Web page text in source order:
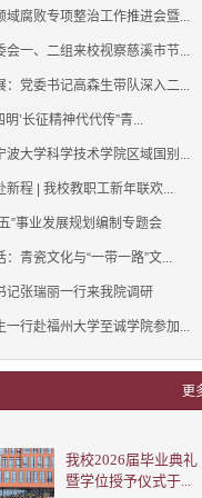
域腐败专项整治工作推进会暨...
会一、二组来校视察慈溪市节...
：党委书记高森生带队深入二...
明’长征精神代代传”青...
波大学科学技术学院区域国别...
新程 | 我校教职工新年联欢...
”事业发展规划编制专题会
青瓷文化与“一带一路”文...
记张瑞丽一行来我院调研
一行赴福州大学至诚学院参加...
更
我校2026届毕业典礼
暨学位授予仪式于...